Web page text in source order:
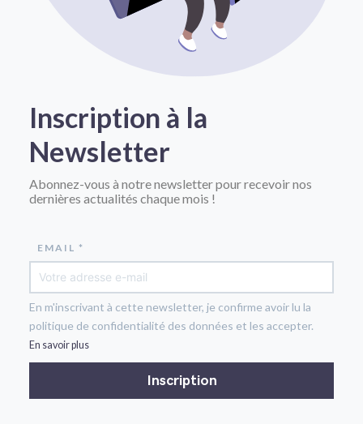
Inscription à la
Newsletter
Abonnez-vous à notre newsletter pour recevoir nos
dernières actualités chaque mois !
EMAIL *
En m'inscrivant à cette newsletter, je confirme avoir lu la
politique de confidentialité des données et les accepter.
En savoir plus